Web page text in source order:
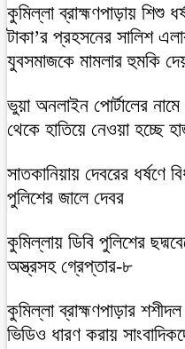
কুমিল্লা ব্রাহ্মণপাড়ায় শিশু
টাকা’র প্রহসনের সালিশ
যুবসমাজকে মামলার হুমকি
ভুয়া অনলাইন পোর্টালের
থেকে হাতিয়ে নেওয়া হচ্ছে
সাতকানিয়ায় দেবরের ধর্ষণে
পুলিশের জালে দেবর
কুমিল্লায় ডিবি পুলিশের
অস্ত্রসহ গ্রেপ্তার-৮
কুমিল্লা ব্রাহ্মণপাড়ার
ভিডিও ধারণ করায়